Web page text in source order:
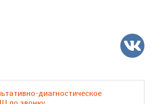
диагностическое